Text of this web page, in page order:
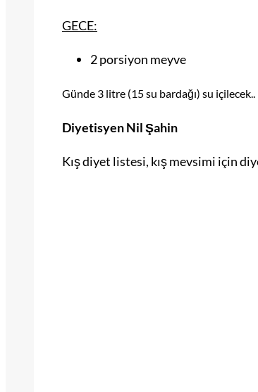
GECE:
2 porsiyon meyve
Günde 3 litre (15 su bardağı) su içilecek..
Diyetisyen Nil Şahin
Kış diyet listesi, kış mevsimi için